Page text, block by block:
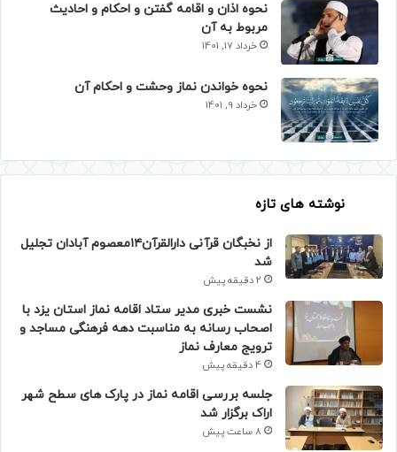
نحوه اذان و اقامه گفتن و احکام و احادیث
مربوط به آن
خرداد 17, 1401
نحوه خواندن نماز وحشت و احکام آن
خرداد 9, 1401
نوشته های تازه
از نخبگان قرآنی دارالقرآن۱۴معصوم آبادان تجلیل
شد
2 دقیقه پیش
نشست خبری مدیر ستاد اقامه نماز استان یزد با
اصحاب رسانه به مناسبت دهه فرهنگی مساجد و
ترویج معارف نماز
4 دقیقه پیش
جلسه بررسی اقامه نماز در پارک های سطح شهر
اراک برگزار شد
8 ساعت پیش